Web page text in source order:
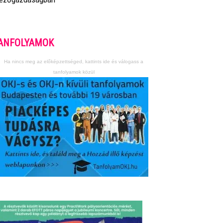
Ha nincs meg az előképzettséged, kattints ide és válogass a
tanfolyamok közül